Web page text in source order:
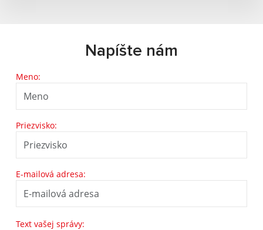
Napíšte nám
Meno:
Priezvisko:
E-mailová adresa:
Text vašej správy: